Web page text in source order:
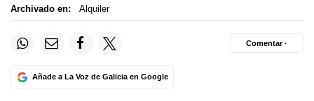
Archivado en: Alquiler
Añade a La Voz de Galicia en Google
Comentar ·